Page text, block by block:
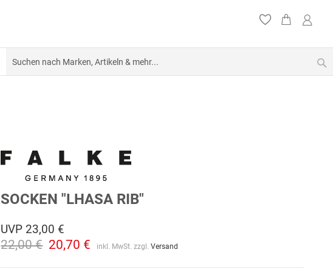
SOCKEN "LHASA RIB"
UVP 23,00 €
22,00 € 20,70 € inkl. MwSt. zzgl.Versand